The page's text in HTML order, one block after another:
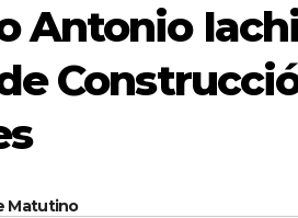
Antonio
Matutino